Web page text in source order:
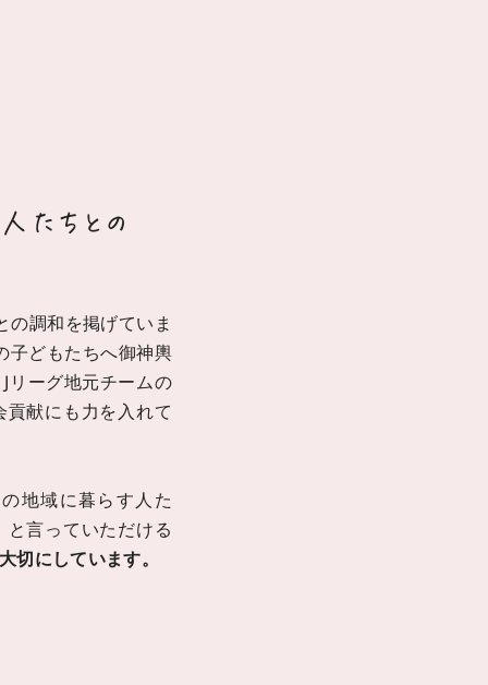
たちとの
の調和を掲げていま
子どもたちへ御神輿
リーグ地元チームの
献にも力を入れて
地域に暮らす人た
言っていただける
切にしています。